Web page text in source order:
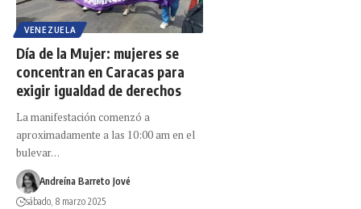
VENEZUELA
Día de la Mujer: mujeres se
concentran en Caracas para
exigir igualdad de derechos
La manifestación comenzó a
aproximadamente a las 10:00 am en el
bulevar…
Andreína Barreto Jové
sábado, 8 marzo 2025